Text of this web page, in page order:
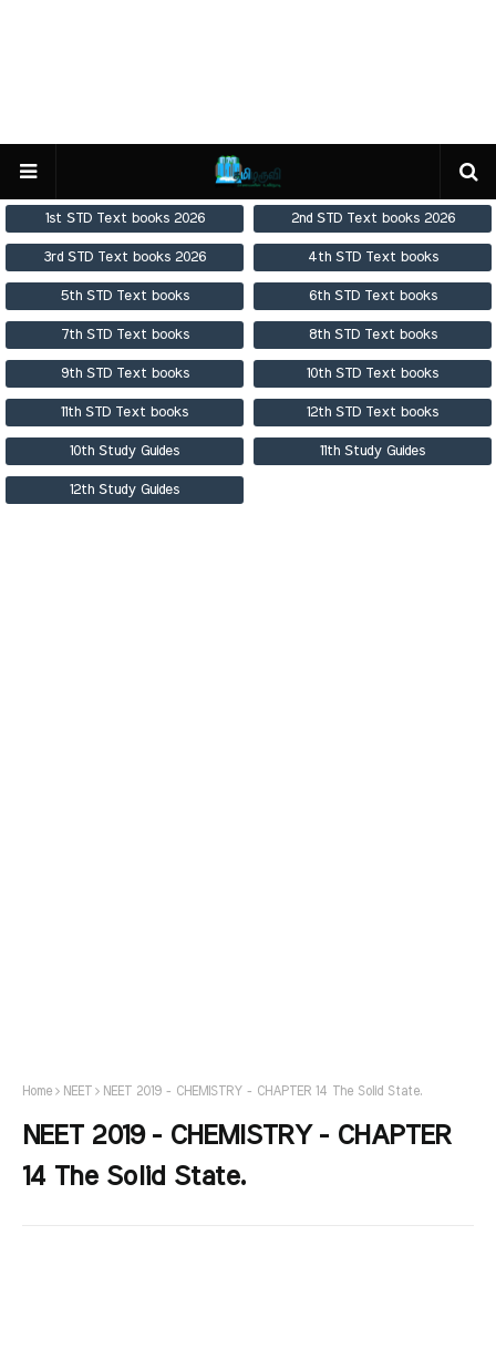
1st STD Text books 2026 2nd STD Text books 2026
3rd STD Text books 2026 4th STD Text books
5th STD Text books 6th STD Text books
7th STD Text books 8th STD Text books
9th STD Text books 10th STD Text books
11th STD Text books 12th STD Text books
10th Study Guides 11th Study Guides
12th Study Guides
Home NEET NEET 2019 - CHEMISTRY - CHAPTER 14 The Solid State.
NEET 2019 - CHEMISTRY - CHAPTER
14 The Solid State.